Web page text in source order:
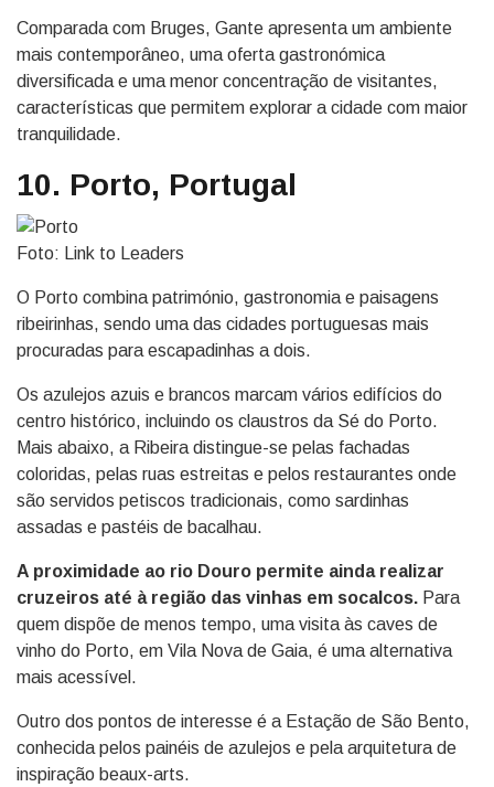
Comparada com Bruges, Gante apresenta um ambiente
mais contemporâneo, uma oferta gastronómica
diversificada e uma menor concentração de visitantes,
características que permitem explorar a cidade com maior
tranquilidade.
10. Porto, Portugal
Foto: Link to Leaders
O Porto combina património, gastronomia e paisagens
ribeirinhas, sendo uma das cidades portuguesas mais
procuradas para escapadinhas a dois.
Os azulejos azuis e brancos marcam vários edifícios do
centro histórico, incluindo os claustros da Sé do Porto.
Mais abaixo, a Ribeira distingue-se pelas fachadas
coloridas, pelas ruas estreitas e pelos restaurantes onde
são servidos petiscos tradicionais, como sardinhas
assadas e pastéis de bacalhau.
A proximidade ao rio Douro permite ainda realizar
cruzeiros até à região das vinhas em socalcos. Para
quem dispõe de menos tempo, uma visita às caves de
vinho do Porto, em Vila Nova de Gaia, é uma alternativa
mais acessível.
Outro dos pontos de interesse é a Estação de São Bento,
conhecida pelos painéis de azulejos e pela arquitetura de
inspiração beaux-arts.